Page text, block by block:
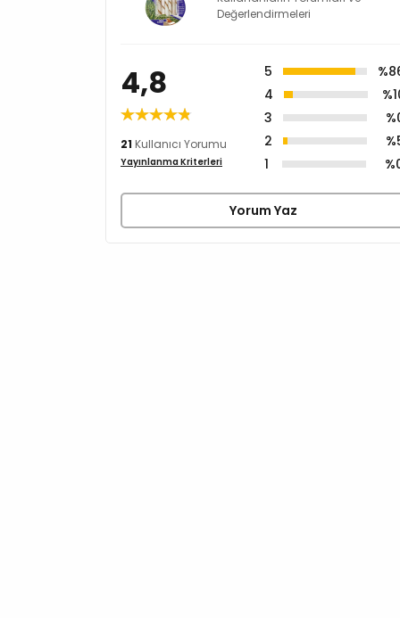
Değerlendirmeleri
4,8
21 Kullanıcı Yorumu
Yayınlanma Kriterleri
5
4
3
2
1
Yorum Yaz